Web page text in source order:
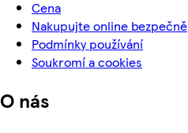
Cena
Nakupujte online bezpečně
Podmínky používání
Soukromí a cookies
O nás